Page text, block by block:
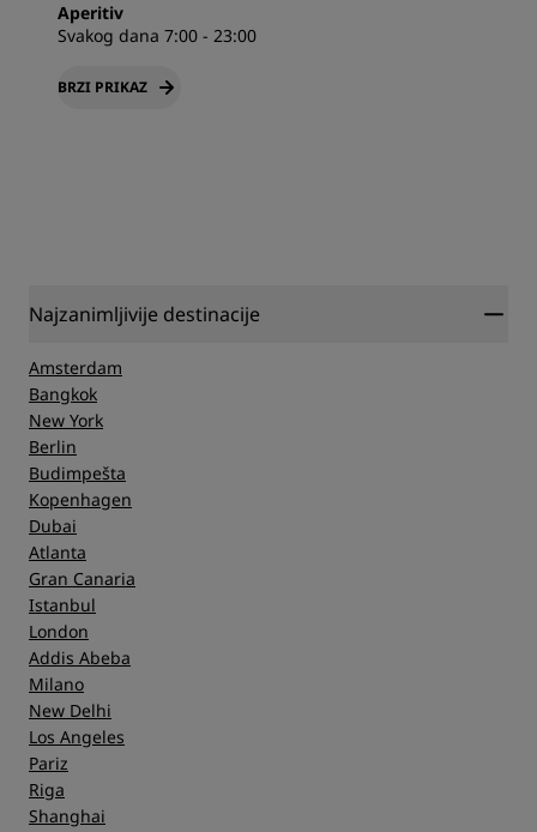
Aperitiv
Svakog dana 7:00 - 23:00
BRZI PRIKAZ
Najzanimljivije destinacije
Amsterdam
Bangkok
New York
Berlin
Budimpešta
Kopenhagen
Dubai
Atlanta
Gran Canaria
Istanbul
London
Addis Abeba
Milano
New Delhi
Los Angeles
Pariz
Riga
Shanghai